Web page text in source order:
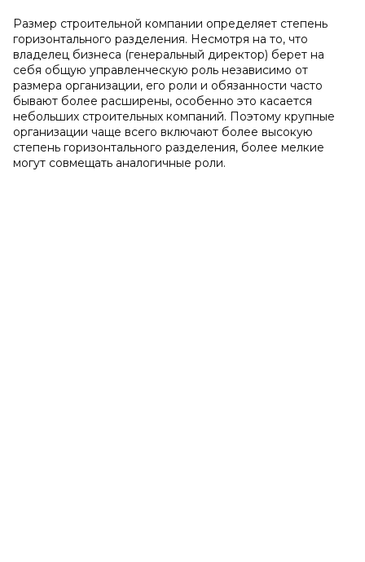
Размер строительной компании определяет степень
горизонтального разделения. Несмотря на то, что
владелец бизнеса (генеральный директор) берет на
себя общую управленческую роль независимо от
размера организации, его роли и обязанности часто
бывают более расширены, особенно это касается
небольших строительных компаний. Поэтому крупные
организации чаще всего включают более высокую
степень горизонтального разделения, более мелкие
могут совмещать аналогичные роли.